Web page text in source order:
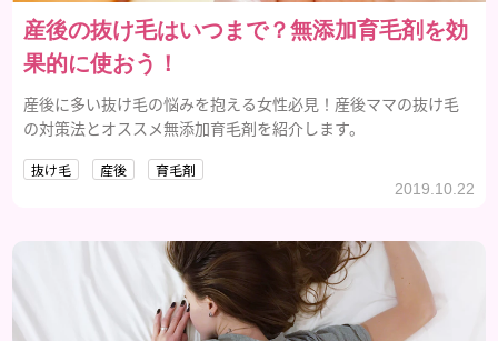
産後の抜け毛はいつまで？無添加育毛剤を効
果的に使おう！
産後に多い抜け毛の悩みを抱える女性必見！産後ママの抜け毛
の対策法とオススメ無添加育毛剤を紹介します。
抜け毛 産後 育毛剤
2019.10.22